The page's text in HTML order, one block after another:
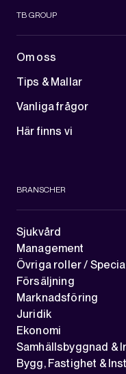
TB GROUP
Om oss
Tips & Mallar
Vanliga frågor
Här finns vi
BRANSCHER
Sjukvård
Management
Övriga roller /
Försäljning
Marknadsföring
Juridik
Ekonomi
Samhällsbyggnad &
Bygg, Fastighet &